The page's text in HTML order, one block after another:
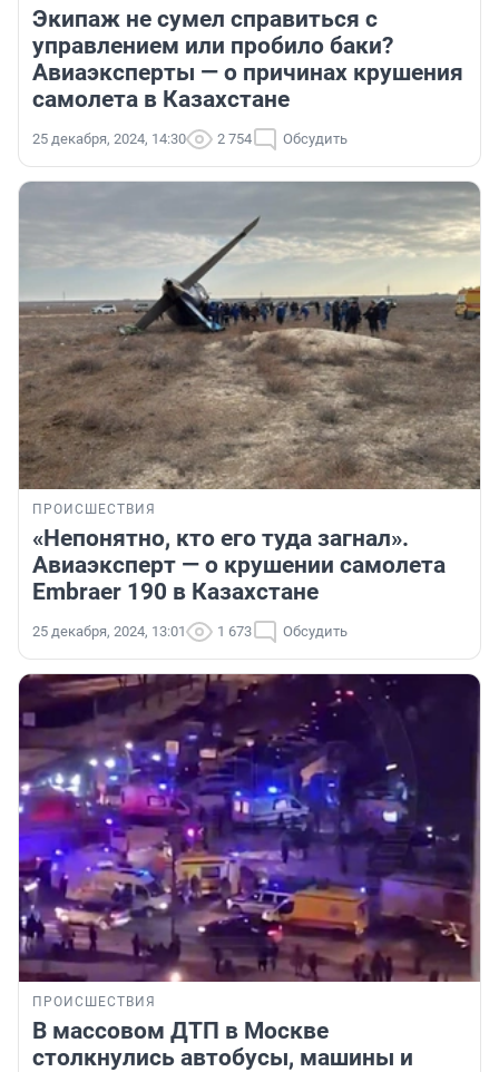
Экипаж не сумел справиться с
управлением или пробило баки?
Авиаэксперты — о причинах крушения
самолета в Казахстане
25 декабря, 2024, 14:30 2 754 Обсудить
ПРОИСШЕСТВИЯ
«Непонятно, кто его туда загнал».
Авиаэксперт — о крушении самолета
Embraer 190 в Казахстане
25 декабря, 2024, 13:01 1 673 Обсудить
ПРОИСШЕСТВИЯ
В массовом ДТП в Москве
столкнулись автобусы, машины и